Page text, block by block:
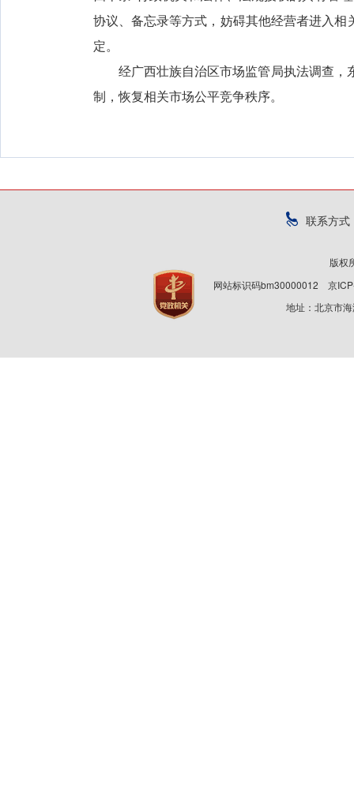
协议、备忘录等方式，妨碍其他经营者进入
定。
经广西壮族自治区市场监管局执法调查
制，恢复相关市场公平竞争秩序。
联系方式
版权
网站标识码bm30000012 京
地址：北京市